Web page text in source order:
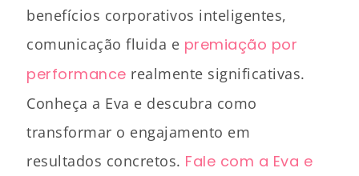
benefícios corporativos inteligentes,
comunicação fluida e premiação por
performance realmente significativas.
Conheça a Eva e descubra como
transformar o engajamento em
resultados concretos. Fale com a Eva e